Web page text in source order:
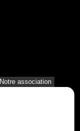
Notre association